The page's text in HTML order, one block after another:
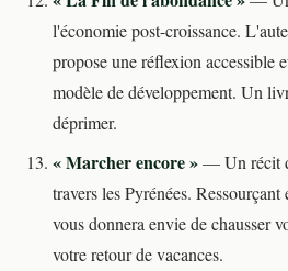
l'économie post-croissance.
propose une réflexion accessible
modèle de développement. Un
déprimer.
« Marcher encore »— Un récit
travers les Pyrénées.
vous donnera envie de chausser
votre retour de vacances.